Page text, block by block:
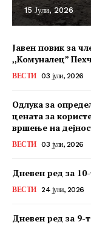
15 Јули, 2026
Јавен повик за
,,Комуналец”
ВЕСТИ 03 јули, 2026
Одлука за
цената за
вршење на
ВЕСТИ 03 јули, 2026
Дневен ред за
ВЕСТИ 24 јуни, 2026
Дневен ред за 9-